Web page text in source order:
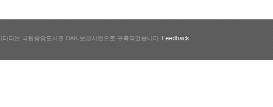
터리는 국립중앙도서관 OAK 보급사업으로 구축되었습니다. Feedback